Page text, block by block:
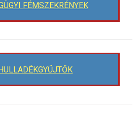
FÉMSZEKRÉNYEK